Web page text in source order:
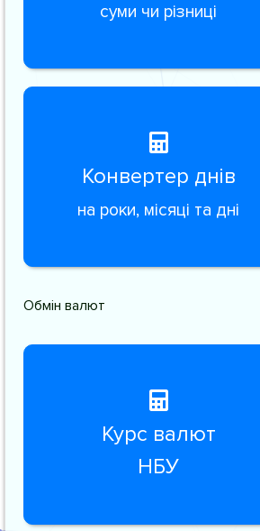
суми чи різниці
Конвертер днів
на роки, місяці та дні
Обмін валют
Курс валют
НБУ